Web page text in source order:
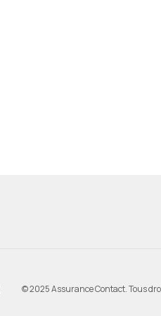
© 2025 Assurance Contact. Tous